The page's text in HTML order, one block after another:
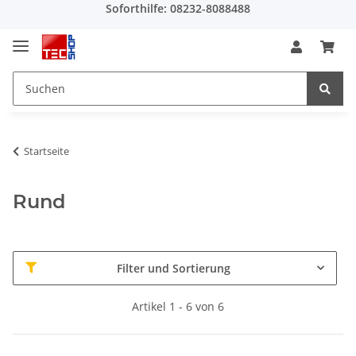
Soforthilfe: 08232-8088488
Startseite
Rund
Filter und Sortierung
Artikel 1 - 6 von 6